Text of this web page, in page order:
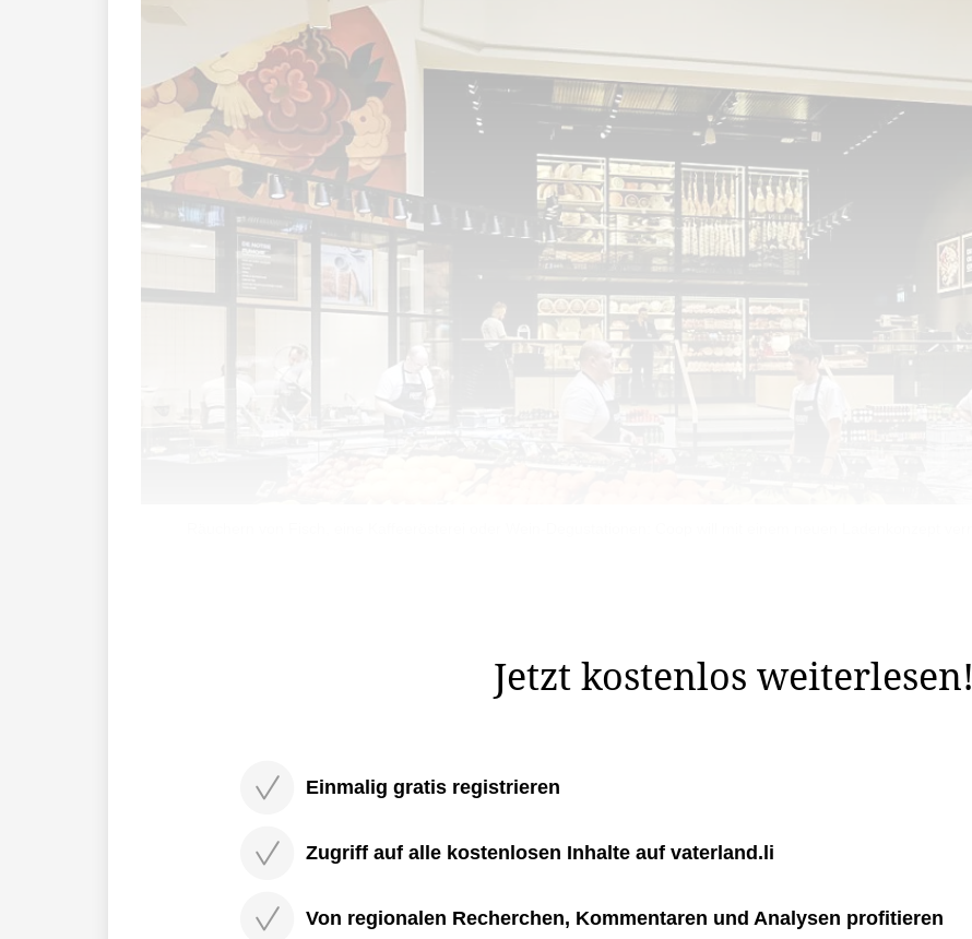
Jetzt kostenlos weiterlesen!
Einmalig gratis registrieren
Zugriff auf alle kostenlosen Inhalte auf vaterland.li
Von regionalen Recherchen, Kommentaren und Analysen profitieren